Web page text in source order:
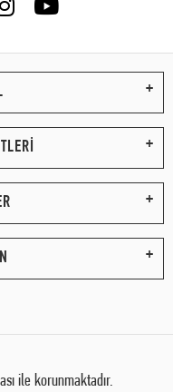
ile korunmaktadır.